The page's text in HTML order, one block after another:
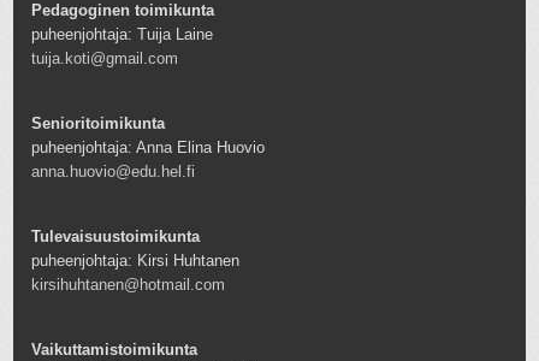
Pedagoginen toimikunta
puheenjohtaja: Tuija Laine
tuija.koti@gmail.com
Senioritoimikunta
puheenjohtaja: Anna Elina Huovio
anna.huovio@edu.hel.fi
Tulevaisuustoimikunta
puheenjohtaja: Kirsi Huhtanen
kirsihuhtanen@hotmail.com
Vaikuttamistoimikunta